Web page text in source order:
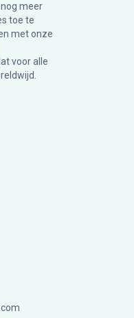
meer
toe te
met onze
voor alle